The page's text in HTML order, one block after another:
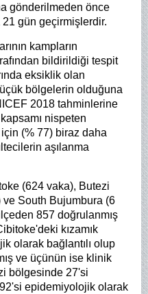
gönderilmeden önce
gün geçirmişlerdir.
kampların
bildirildiği tespit
eksiklik olan
bölgelerin olduğuna
2018 tahminlerine
nispeten
(% 77) biraz daha
aşılanma
(624 vaka), Butezi
South Bujumbura (6
857 doğrulanmış
kızamık
olarak bağlantılı olup
ve üçünün ise klinik
bölgesinde 27'si
epidemiyolojik olarak